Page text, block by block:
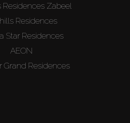
Residences Zabeel
Residences
Star Residences
AEON
Grand Residences